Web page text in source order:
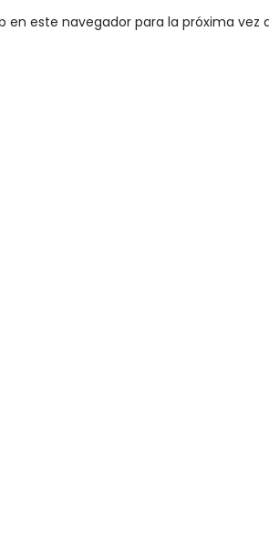
este navegador para la próxima vez